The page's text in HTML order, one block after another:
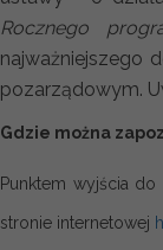
Rocznego
najważniejszego
pozarządowym.
Gdzie można
Punktem wyjścia
stronie internetowej